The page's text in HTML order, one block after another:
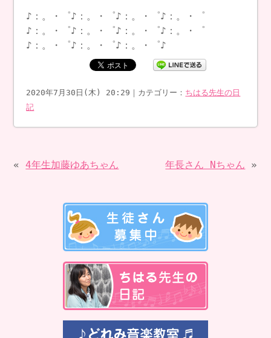
♪：。・゜♪：。・゜♪：。・゜♪：。・゜
♪：。・゜♪：。・゜♪：。・゜♪：。・゜
♪：。・゜♪：。・゜♪：。・゜♪
2020年7月30日(木) 20:29｜カテゴリー： ちはる先生の日
記
«4年生加藤ゆあちゃん 年長さん Nちゃん »